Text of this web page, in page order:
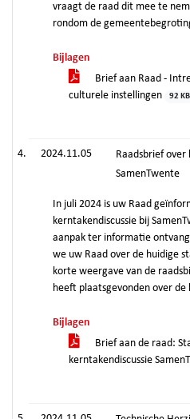
vraagt de raad dit mee te
rondom de
Bijlagen
Brief aan Raad -
culturele instellingen
92 KB
2024.11.05
Raadsbrief over
SamenTwente
In juli 2024 is uw Raad
kerntakendiscussie bij
aanpak ter informatie
we uw Raad over de huidige
korte weergave van de
heeft plaatsgevonden over de
Bijlagen
Brief aan de raad:
kerntakendiscussie